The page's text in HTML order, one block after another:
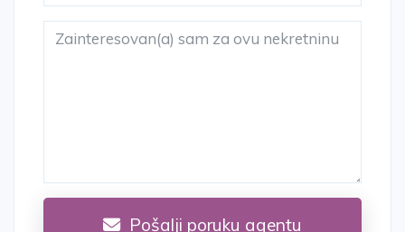
Pošalji poruku agentu